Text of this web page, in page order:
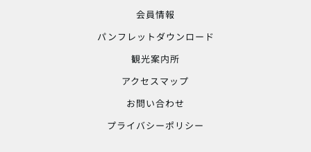
会員情報
パンフレットダウンロード
観光案内所
アクセスマップ
お問い合わせ
プライバシーポリシー